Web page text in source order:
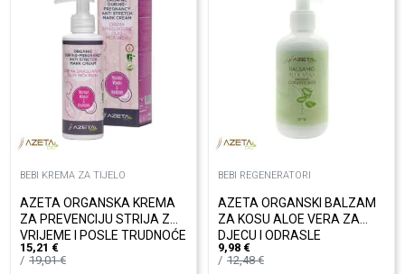
BEBI KREMA ZA TIJELO
AZETA ORGANSKA KREMA
ZA PREVENCIJU STRIJA ZA
VRIJEME I POSLE TRUDNOĆE
150ML
15,21 €
19,01€
BEBI REGENERATORI
AZETA ORGANSKI BALZAM
ZA KOSU ALOE VERA ZA
DJECU I ODRASLE
9,98 €
12,48€